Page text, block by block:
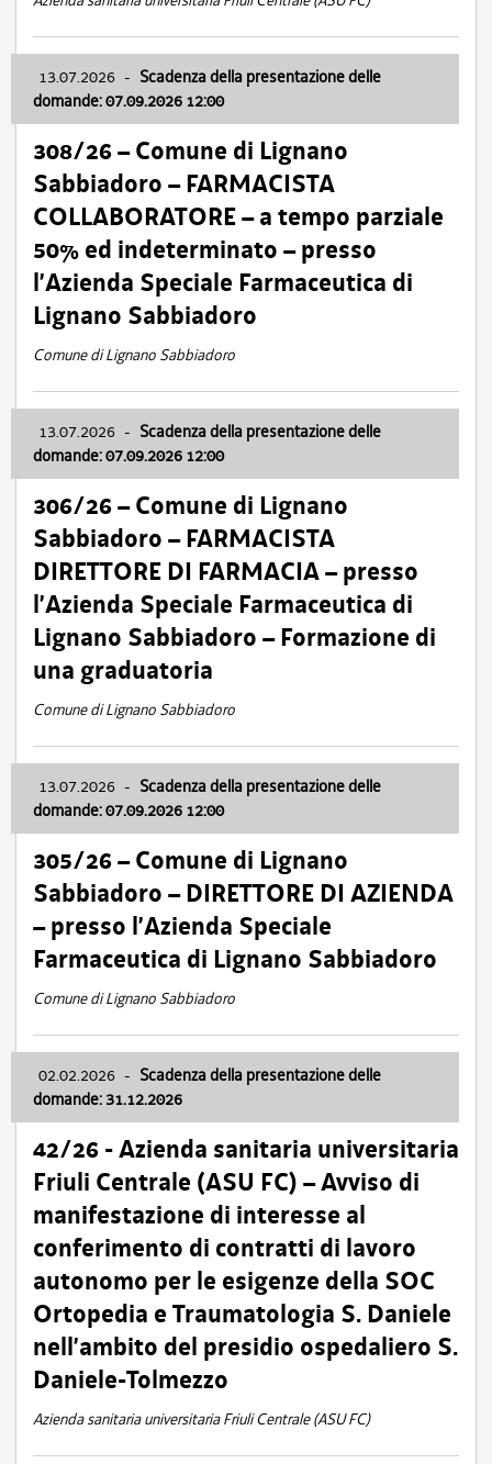
13.07.2026 - Scadenza della presentazione delle
domande: 07.09.2026 12:00
308/26 – Comune di Lignano
Sabbiadoro – FARMACISTA
COLLABORATORE – a tempo parziale
50% ed indeterminato – presso
l’Azienda Speciale Farmaceutica di
Lignano Sabbiadoro
Comune di Lignano Sabbiadoro
13.07.2026 - Scadenza della presentazione delle
domande: 07.09.2026 12:00
306/26 – Comune di Lignano
Sabbiadoro – FARMACISTA
DIRETTORE DI FARMACIA – presso
l’Azienda Speciale Farmaceutica di
Lignano Sabbiadoro – Formazione di
una graduatoria
Comune di Lignano Sabbiadoro
13.07.2026 - Scadenza della presentazione delle
domande: 07.09.2026 12:00
305/26 – Comune di Lignano
Sabbiadoro – DIRETTORE DI AZIENDA
– presso l’Azienda Speciale
Farmaceutica di Lignano Sabbiadoro
Comune di Lignano Sabbiadoro
02.02.2026 - Scadenza della presentazione delle
domande: 31.12.2026
42/26 - Azienda sanitaria universitaria
Friuli Centrale (ASU FC) – Avviso di
manifestazione di interesse al
conferimento di contratti di lavoro
autonomo per le esigenze della SOC
Ortopedia e Traumatologia S. Daniele
nell’ambito del presidio ospedaliero S.
Daniele-Tolmezzo
Azienda sanitaria universitaria Friuli Centrale (ASU FC)